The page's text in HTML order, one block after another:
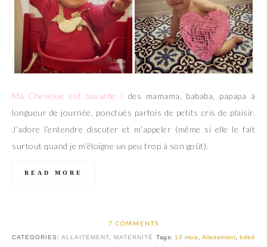
Ma Chevelue est bavarde ! des mamama, bababa, papapa à
longueur de journée, ponctués parfois de petits cris de plaisir.
J’adore l’entendre discuter et m’appeler (même si elle le fait
surtout quand je m’éloigne un peu trop à son goût).
READ MORE
7 COMMENTS
CATEGORIES: ALLAITEMENT MATERNITÉ Tags: 10 mois Allaitement
bébé